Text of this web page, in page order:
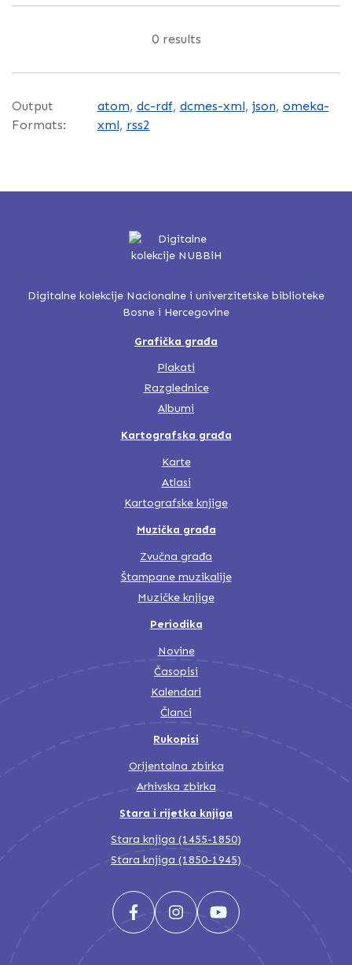
0 results
Output
Formats:
atom, dc-rdf, dcmes-xml, json, omeka-
xml, rss2
Digitalne kolekcije Nacionalne i univerzitetske biblioteke
Bosne i Hercegovine
Grafička građa
Plakati
Razglednice
Albumi
Kartografska građa
Karte
Atlasi
Kartografske knjige
Muzička građa
Zvučna građa
Štampane muzikalije
Muzičke knjige
Periodika
Novine
Časopisi
Kalendari
Članci
Rukopisi
Orijentalna zbirka
Arhivska zbirka
Stara i rijetka knjiga
Stara knjiga (1455-1850)
Stara knjiga (1850-1945)